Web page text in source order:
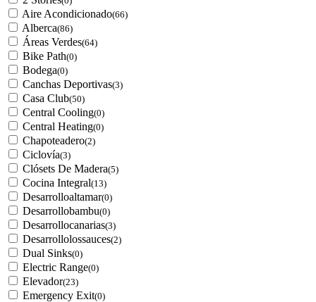
Aire Acondicionado(66)
Alberca(86)
Áreas Verdes(64)
Bike Path(0)
Bodega(0)
Canchas Deportivas(3)
Casa Club(50)
Central Cooling(0)
Central Heating(0)
Chapoteadero(2)
Ciclovía(3)
Clósets De Madera(5)
Cocina Integral(13)
Desarrolloaltamar(0)
Desarrollobambu(0)
Desarrollocanarias(3)
Desarrollolossauces(2)
Dual Sinks(0)
Electric Range(0)
Elevador(23)
Emergency Exit(0)